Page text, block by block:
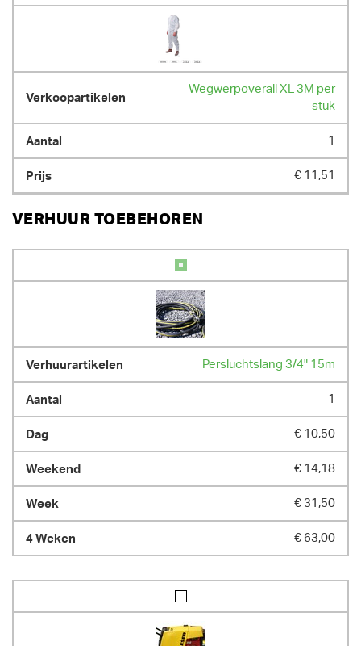
Wegwerpoverall XL 3M per
stuk
1
€ 11,51
VERHUUR TOEBEHOREN
Persluchtslang 3/4" 15m
1
€ 10,50
€ 14,18
€ 31,50
€ 63,00